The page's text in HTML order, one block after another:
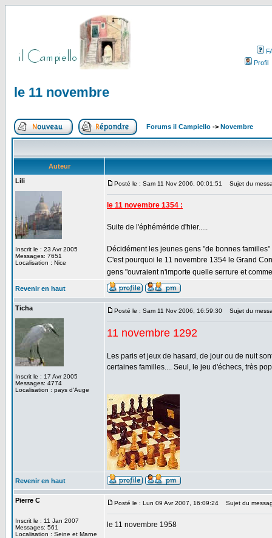
Profil
le 11 novembre
Forums il Campiello -> Novembre
Auteur
Lili
Inscrit le : 23 Avr 2005
Messages: 7651
Localisation : Nice
Posté le : Sam 11 Nov 2006, 00:01:51 Sujet du
le 11 novembre 1354 :
Suite de l'éphéméride d'hier.....
Décidément les jeunes gens "de bonnes
C'est pourquoi le 11 novembre 1354 le Grand
gens "ouvraient n'importe quelle serrure et
Revenir en haut
Ticha
Inscrit le : 17 Avr 2005
Messages: 4774
Localisation : pays d'Auge
Posté le : Sam 11 Nov 2006, 16:59:30 Sujet du
11 novembre 1292
Les paris et jeux de hasard, de jour ou de nuit
certaines familles.... Seul, le jeu d'échecs, très
Revenir en haut
Pierre C
Inscrit le : 11 Jan 2007
Messages: 561
Localisation : Seine et Marne
Posté le : Lun 09 Avr 2007, 16:09:24 Sujet du
le 11 novembre 1958